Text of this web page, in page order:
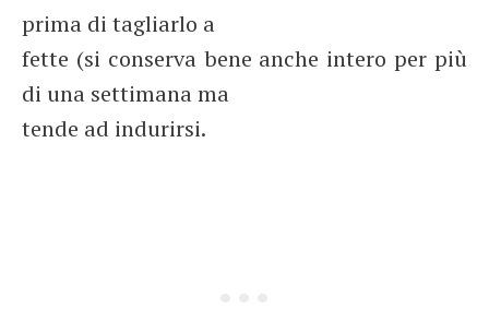
prima di tagliarlo a
fette (si conserva bene anche intero per più
di una settimana ma
tende ad indurirsi.